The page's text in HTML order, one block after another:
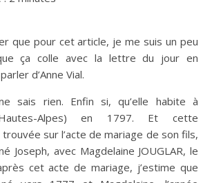
que pour cet article, je me suis un peu
ça colle avec la lettre du jour en
d’Anne Vial.
sais rien. Enfin si, qu’elle habite à
Alpes) en 1797. Et cette
trouvée sur l’acte de mariage de son fils,
Joseph, avec Magdelaine JOUGLAR, le
cet acte de mariage, j’estime que